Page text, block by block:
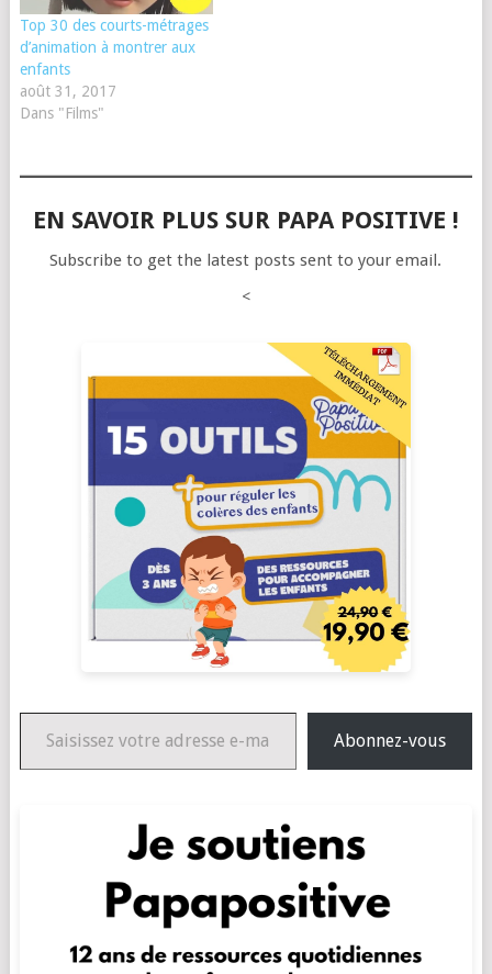
Top 30 des courts-métrages
d’animation à montrer aux
enfants
août 31, 2017
Dans "Films"
EN SAVOIR PLUS SUR PAPA POSITIVE !
Subscribe to get the latest posts sent to your email.
<
Saisissez votre adresse e-mail…
Abonnez-vous